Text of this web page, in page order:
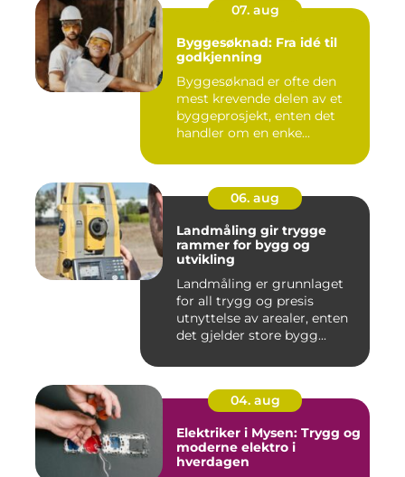
07. aug
Byggesøknad: Fra idé til
godkjenning
Byggesøknad er ofte den
mest krevende delen av et
byggeprosjekt, enten det
handler om en enke...
06. aug
Landmåling gir trygge
rammer for bygg og
utvikling
Landmåling er grunnlaget
for all trygg og presis
utnyttelse av arealer, enten
det gjelder store bygg...
04. aug
Elektriker i Mysen: Trygg og
moderne elektro i
hverdagen